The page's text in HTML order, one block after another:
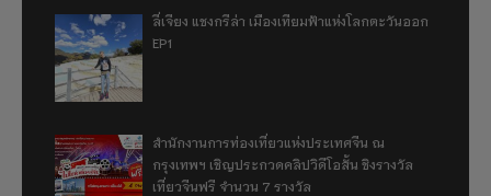
ลี่เจียง แชงกรีล่า เมืองเทียมฟ้าแห่งโลกตะวันออก
EP1
สำนักงานการท่องเที่ยวแห่งประเทศจีน ณ
กรุงเทพฯ เชิญประกวดคลิปวิดีโอสั้น ชิงรางวัล
เที่ยวจีนฟรี จำนวน 7 รางวัล